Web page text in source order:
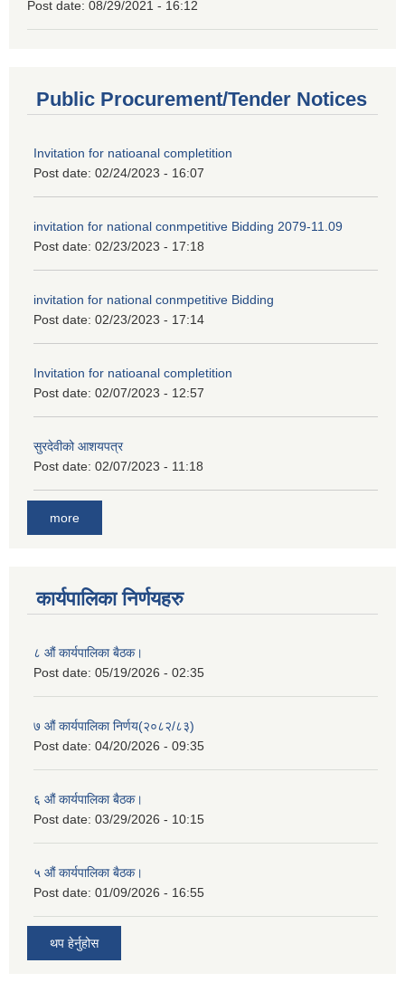
Post date: 08/29/2021 - 16:12
Public Procurement/Tender Notices
Invitation for natioanal completition
Post date: 02/24/2023 - 16:07
invitation for national conmpetitive Bidding 2079-11.09
Post date: 02/23/2023 - 17:18
invitation for national conmpetitive Bidding
Post date: 02/23/2023 - 17:14
Invitation for natioanal completition
Post date: 02/07/2023 - 12:57
सुरदेवीको आशयपत्र
Post date: 02/07/2023 - 11:18
more
कार्यपालिका निर्णयहरु
८ औं कार्यपालिका बैठक।
Post date: 05/19/2026 - 02:35
७ औं कार्यपालिका निर्णय(२०८२/८३)
Post date: 04/20/2026 - 09:35
६ औं कार्यपालिका बैठक।
Post date: 03/29/2026 - 10:15
५ औं कार्यपालिका बैठक।
Post date: 01/09/2026 - 16:55
थप हेर्नुहोस